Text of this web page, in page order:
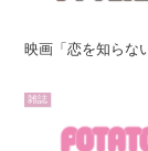
映画「恋を知らな
雑誌